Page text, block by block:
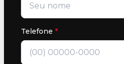
Telefone *